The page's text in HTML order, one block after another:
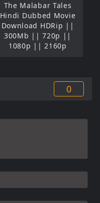
The Malabar Tales
Hindi Dubbed Movie
Download HDRip ||
300Mb || 720p ||
1080p || 2160p
0